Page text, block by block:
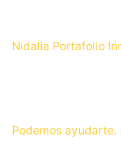
Nidalia Portafolio
Podemos ayudarte.